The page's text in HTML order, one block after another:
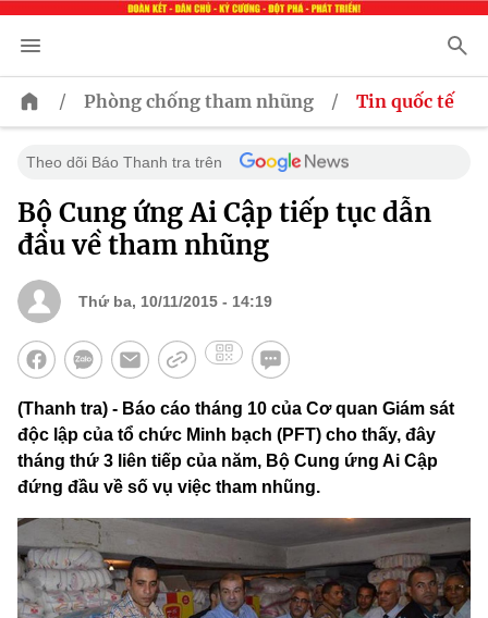
/ Phòng chống tham nhũng / Tin quốc tế
Theo dõi Báo Thanh tra trên
Bộ Cung ứng Ai Cập tiếp tục dẫn
đầu về tham nhũng
Thứ ba, 10/11/2015 - 14:19
(Thanh tra) - Báo cáo tháng 10 của Cơ quan Giám sát
độc lập của tổ chức Minh bạch (PFT) cho thấy, đây
tháng thứ 3 liên tiếp của năm, Bộ Cung ứng Ai Cập
đứng đầu về số vụ việc tham nhũng.